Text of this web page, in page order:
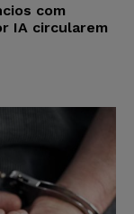
com
IA circularem